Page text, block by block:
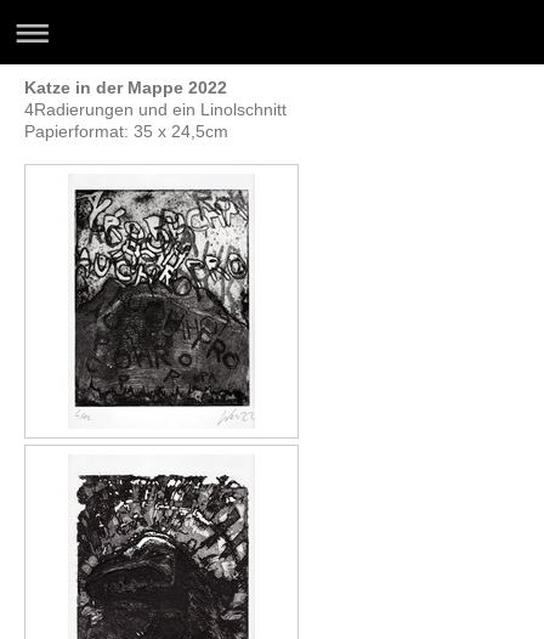
Katze in der Mappe 2022
4Radierungen und ein Linolschnitt
Papierformat: 35 x 24,5cm